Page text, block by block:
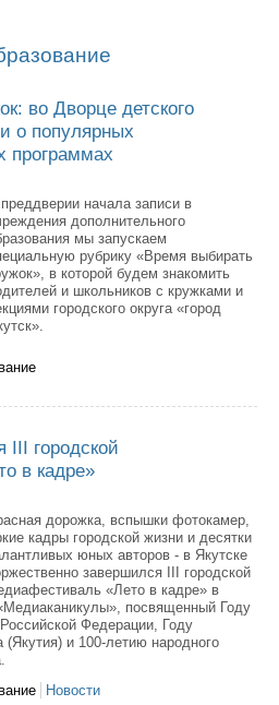
во Дворце детского
о популярных
программах
начала записи в
дополнительного
мы запускаем
рубрику «Время выбирать
в которой будем знакомить
и школьников с кружками и
городского округа «город
о популярных направлениях и
III городской
в кадре»
дорожка, вспышки фотокамер,
кадры городской жизни и десятки
юных авторов - в Якутске
завершился III городской
«Лето в кадре» в
посвященный Году
Федерации, Году
(Якутия) и 100-летию народного
Новости